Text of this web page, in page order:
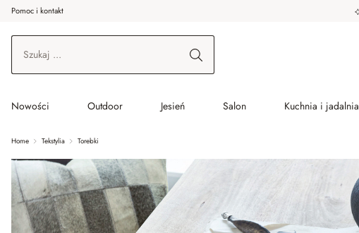
do wątku głównego
Przejdź do wyszukiwania
Przejdź do głównej nawigacji
Pomoc i kontakt
Nowości Outdoor Jesień Salon Kuchnia i jadalnia
Home Tekstylia Torebki